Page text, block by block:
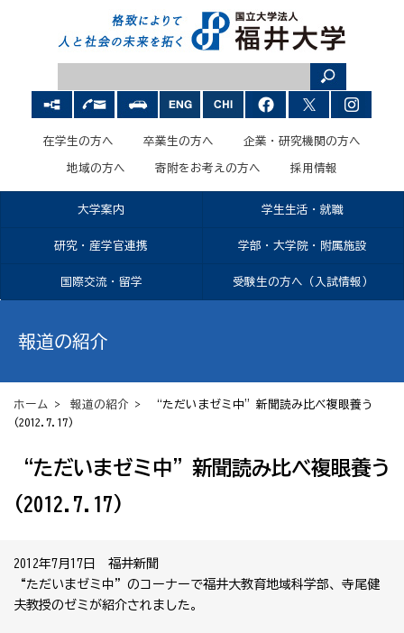
在学生の方へ 卒業生の方へ 企業・研究機関の方へ
地域の方へ 寄附をお考えの方へ 採用情報
大学案内 学生生活・就職
研究・産学官連携 学部・大学院・附属施設
国際交流・留学 受験生の方へ（入試情報）
報道の紹介
ホーム > 報道の紹介 > “ただいまゼミ中”新聞読み比べ複眼養う
(2012.7.17)
“ただいまゼミ中”新聞読み比べ複眼養う
(2012.7.17)
2012年7月17日 福井新聞
“ただいまゼミ中”のコーナーで福井大教育地域科学部、寺尾健
夫教授のゼミが紹介されました。